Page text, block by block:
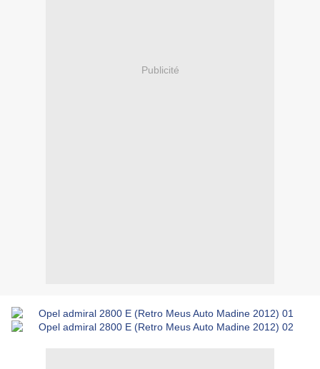
Publicité